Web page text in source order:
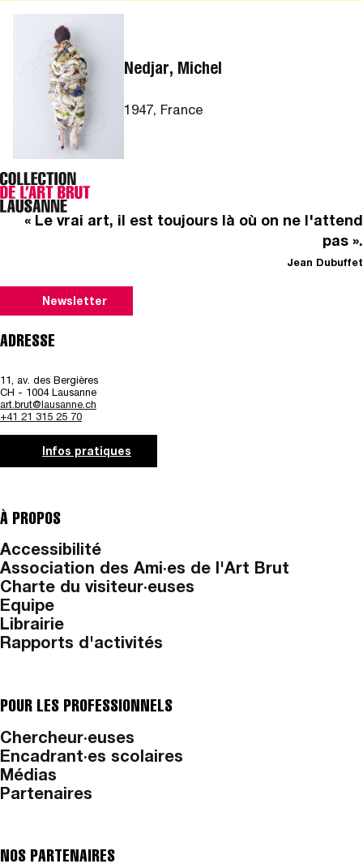
Nedjar, Michel
1947, France
« Le vrai art, il est toujours là où on ne l'attend
pas ».
Jean Dubuffet
Newsletter
ADRESSE
11, av. des Bergières
CH - 1004 Lausanne
art.brut@lausanne.ch
+41 21 315 25 70
Infos pratiques
À PROPOS
Accessibilité
Association des Ami·es de l'Art Brut
Charte du visiteur·euses
Equipe
Librairie
Rapports d'activités
POUR LES PROFESSIONNELS
Chercheur·euses
Encadrant·es scolaires
Médias
Partenaires
NOS PARTENAIRES